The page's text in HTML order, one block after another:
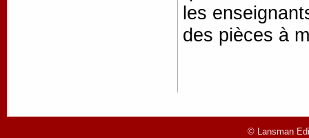
les
des pièces à
© Lansman